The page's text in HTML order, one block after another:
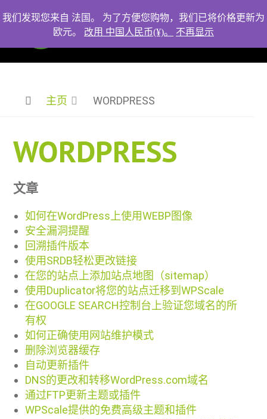
主页 WORDPRESS
WORDPRESS
文章
如何在WordPress上使用WEBP图像
安全漏洞提醒
回溯插件版本
使用SRDB轻松更改链接
在您的站点上添加站点地图（sitemap）
使用Duplicator将您的站点迁移到WPScale
在GOOGLE SEARCH控制台上验证您域名的所
有权
如何正确使用网站维护模式
删除浏览器缓存
自动更新插件
DNS的更改和转移WordPress.com域名
通过FTP更新主题或插件
WPScale提供的免费高级主题和插件
我们发现您来自 法国。 为了方便您购物，我们已将价格更新为
欧元。 改用 中国人民币(¥)。 不再显示